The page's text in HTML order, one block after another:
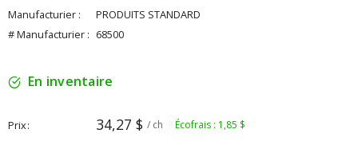
Manufacturier :
PRODUITS STANDARD
# Manufacturier : 68500
En inventaire
Prix 34,27 $ / ch Écofrais : 1,85 $